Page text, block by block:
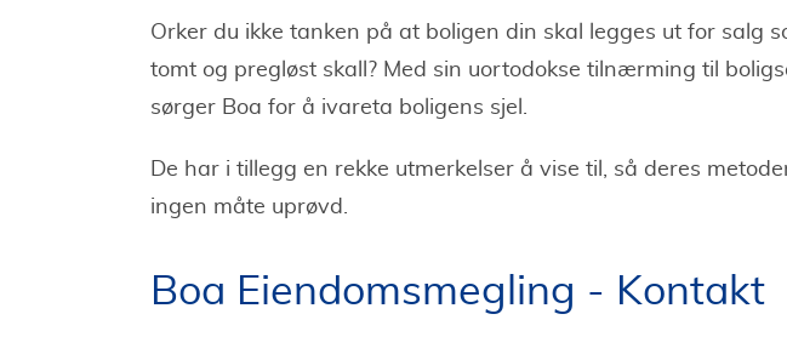
Orker du ikke tanken på at boligen din skal legges ut for salg
tomt og pregløst skall? Med sin uortodokse tilnærming til
sørger Boa for å ivareta boligens sjel.
De har i tillegg en rekke utmerkelser å vise til, så deres
ingen måte uprøvd.
Boa Eiendomsmegling - Kontakt